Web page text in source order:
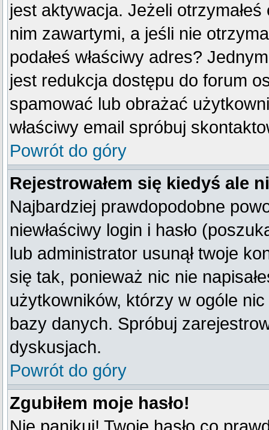
jest aktywacja. Jeżeli
nim zawartymi, a jeśli nie
podałeś właściwy adres?
jest redukcja dostępu do forum
spamować lub obrażać
właściwy email spróbuj
Powrót do góry
Rejestrowałem się kiedyś ale
Najbardziej prawdopodobne
niewłaściwy login i hasło
lub administrator usunął twoje
się tak, ponieważ nic nie
użytkowników, którzy w ogóle
bazy danych. Spróbuj
dyskusjach.
Powrót do góry
Zgubiłem moje hasło!